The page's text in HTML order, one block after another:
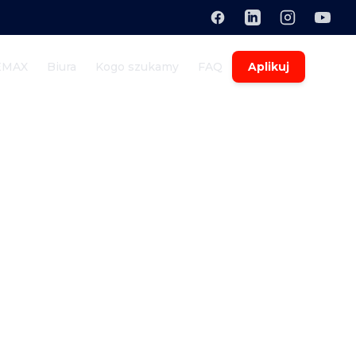
Biura Kogo szukamy FAQ Aplikuj